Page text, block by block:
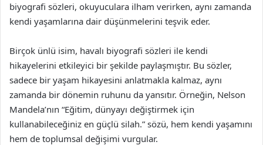
biyografi sözleri, okuyuculara ilham verirken, aynı zamanda
kendi yaşamlarına dair düşünmelerini teşvik eder.
Birçok ünlü isim, havalı biyografi sözleri ile kendi
hikayelerini etkileyici bir şekilde paylaşmıştır. Bu sözler,
sadece bir yaşam hikayesini anlatmakla kalmaz, aynı
zamanda bir dönemin ruhunu da yansıtır. Örneğin, Nelson
Mandela’nın “Eğitim, dünyayı değiştirmek için
kullanabileceğiniz en güçlü silah.” sözü, hem kendi yaşamını
hem de toplumsal değişimi vurgular.